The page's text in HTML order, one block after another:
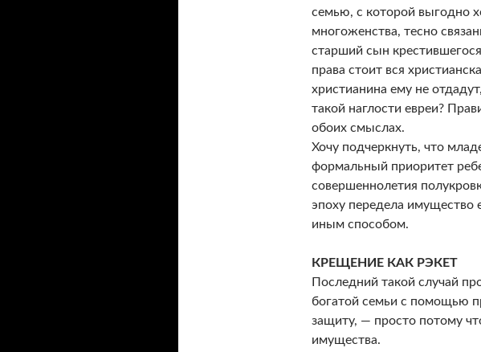
семью, с которой выгодно
многоженства, тесно
старший сын
права стоит вся
христианина ему не
такой наглости евреи?
обоих смыслах.
Хочу подчеркнуть, что
формальный приоритет
совершеннолетия
эпоху передела имущество
иным способом.
КРЕЩЕНИЕ КАК РЭКЕТ
Последний такой случай
богатой семьи с помощью
защиту, — просто потому
имущества.